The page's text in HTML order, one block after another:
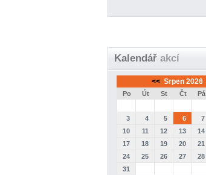
Kalendář akcí
<< Srpen 2026
Po Út St Čt Pá
3
4 5 6 7
10
11 12 13 14
17
18 19 20 21
24
25 26 27 28
31